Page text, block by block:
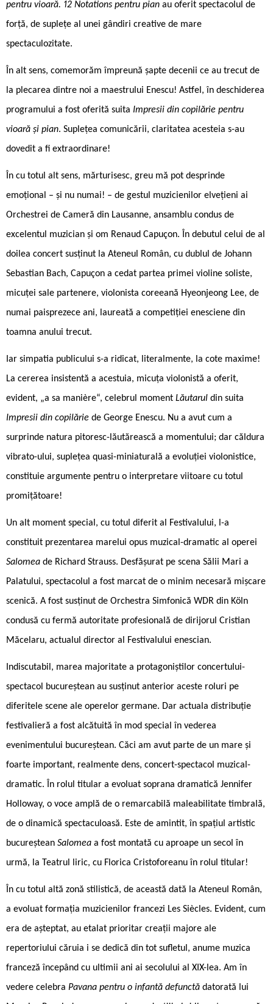
pentru vioară. 12 Notations pentru pian au oferit spectacolul de
forță, de suplețe al unei gândiri creative de mare
spectaculozitate.
În alt sens, comemorăm împreună șapte decenii ce au trecut de
la plecarea dintre noi a maestrului Enescu! Astfel, în deschiderea
programului a fost oferită suita Impresii din copilărie pentru
vioară și pian. Suplețea comunicării, claritatea acesteia s-au
dovedit a fi extraordinare!
În cu totul alt sens, mărturisesc, greu mă pot desprinde
emoțional – și nu numai! – de gestul muzicienilor elvețieni ai
Orchestrei de Cameră din Lausanne, ansamblu condus de
excelentul muzician și om Renaud Capuçon. În debutul celui de al
doilea concert susținut la Ateneul Român, cu dublul de Johann
Sebastian Bach, Capuçon a cedat partea primei violine soliste,
micuței sale partenere, violonista coreeană Hyeonjeong Lee, de
numai paisprezece ani, laureată a competiției enesciene din
toamna anului trecut.
Iar simpatia publicului s-a ridicat, literalmente, la cote maxime!
La cererea insistentă a acestuia, micuța violonistă a oferit,
evident, „a sa manière“, celebrul moment Lăutarul din suita
Impresii din copilărie de George Enescu. Nu a avut cum a
surprinde natura pitoresc-lăutărească a momentului; dar căldura
vibrato-ului, suplețea quasi-miniaturală a evoluției violonistice,
constituie argumente pentru o interpretare viitoare cu totul
promițătoare!
Un alt moment special, cu totul diferit al Festivalului, l-a
constituit prezentarea marelui opus muzical-dramatic al operei
Salomea de Richard Strauss. Desfășurat pe scena Sălii Mari a
Palatului, spectacolul a fost marcat de o minim necesară mișcare
scenică. A fost susținut de Orchestra Simfonică WDR din Köln
condusă cu fermă autoritate profesională de dirijorul Cristian
Măcelaru, actualul director al Festivalului enescian.
Indiscutabil, marea majoritate a protagoniștilor concertului-
spectacol bucureștean au susținut anterior aceste roluri pe
diferitele scene ale operelor germane. Dar actuala distribuție
festivalieră a fost alcătuită în mod special în vederea
evenimentului bucureștean. Căci am avut parte de un mare și
foarte important, realmente dens, concert-spectacol muzical-
dramatic. În rolul titular a evoluat soprana dramatică Jennifer
Holloway, o voce amplă de o remarcabilă maleabilitate timbrală,
de o dinamică spectaculoasă. Este de amintit, în spațiul artistic
bucureștean Salomea a fost montată cu aproape un secol în
urmă, la Teatrul liric, cu Florica Cristoforeanu în rolul titular!
În cu totul altă zonă stilistică, de această dată la Ateneul Român,
a evoluat formația muzicienilor francezi Les Siècles. Evident, cum
era de așteptat, au etalat prioritar creații majore ale
repertoriului căruia i se dedică din tot sufletul, anume muzica
franceză începând cu ultimii ani ai secolului al XIX-lea. Am în
vedere celebra Pavana pentru o infantă defunctă datorată lui